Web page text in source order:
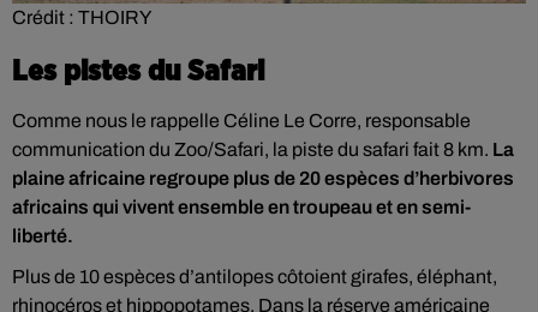
Crédit : THOIRY
Les pistes du Safari
Comme nous le rappelle Céline Le Corre, responsable
communication du Zoo/Safari, la piste du safari fait 8 km. La
plaine africaine regroupe plus de 20 espèces d’herbivores
africains qui vivent ensemble en troupeau et en semi-
liberté.
Plus de 10 espèces d’antilopes côtoient girafes, éléphant,
rhinocéros et hippopotames. Dans la réserve américaine